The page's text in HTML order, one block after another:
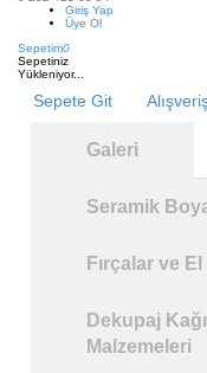
Giriş Yap
Üye Ol
Sepetim0
Sepetiniz
Yükleniyor...
Sepete Git
Galeri
Seramik
Fırçalar ve
Dekupaj
Malzemeleri